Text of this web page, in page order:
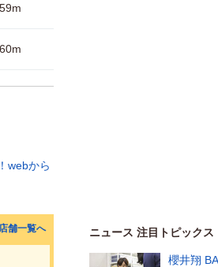
舗一覧へ ニュース 注目トピックス
櫻井翔